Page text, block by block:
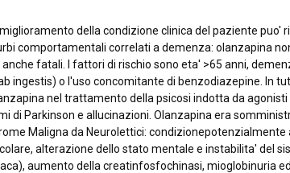
della condizione clinica del paziente
comportamentali correlati a demenza: olanzapina
anche fatali. I fattori di rischio sono eta' >65 anni,
ingestis) o l'uso concomitante di benzodiazepine. In
nel trattamento della psicosi indotta da
di Parkinson e allucinazioni. Olanzapina era
Maligna da Neurolettici:
alterazione dello stato mentale e instabilita' del
aumento della creatinfosfochinasi, mioglobinuria